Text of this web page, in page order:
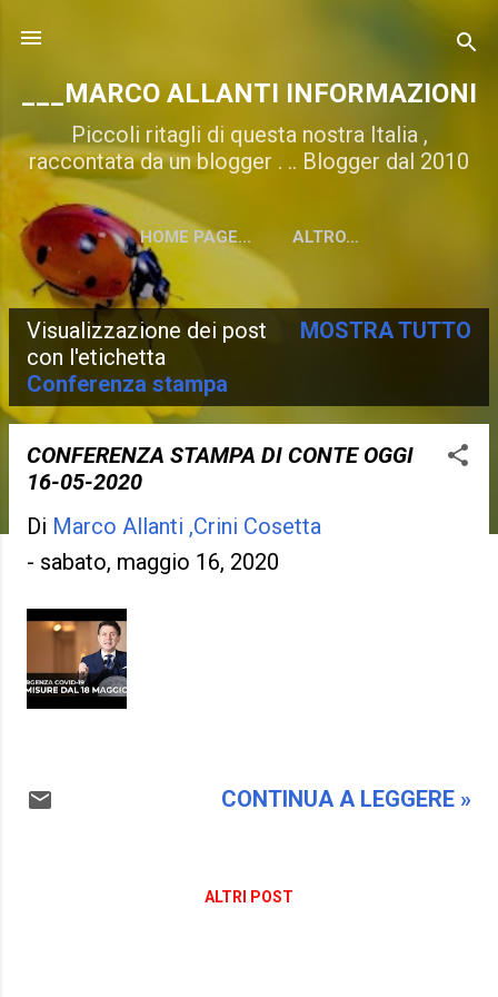
___MARCO ALLANTI INFORMAZIONI
Piccoli ritagli di questa nostra Italia ,
raccontata da un blogger . .. Blogger dal 2010
HOME PAGE... ALTRO…
P
s
Visualizzazione dei post
con l'etichetta
Conferenza stampa
MOSTRA TUTTO
CONFERENZA STAMPA DI CONTE OGGI
16-05-2020
Di Marco Allanti ,Crini Cosetta
- sabato, maggio 16, 2020
CONTINUA A LEGGERE »
ALTRI POST